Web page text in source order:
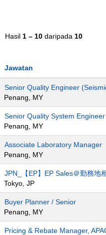
Hasil 1 – 10 daripada 10
Jawatan
Senior Quality Engineer
Penang, MY
Senior Quality System Engineer
Penang, MY
Associate Laboratory Manager
Penang, MY
JPN_【EP】EP Sales＠勤務地
Tokyo, JP
Buyer Planner / Senior
Penang, MY
Pricing & Rebate Manager,